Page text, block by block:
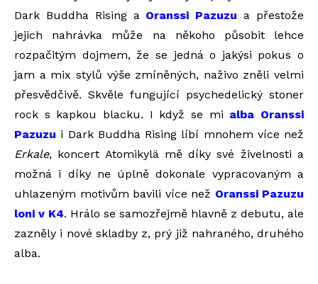
Dark Buddha Rising a Oranssi Pazuzu a přestože
jejich nahrávka může na někoho působit lehce
rozpačitým dojmem, že se jedná o jakýsi pokus o
jam a mix stylů výše zmíněných, naživo zněli velmi
přesvědčivě. Skvěle fungující psychedelický stoner
rock s kapkou blacku. I když se mi alba Oranssi
Pazuzu i Dark Buddha Rising líbí mnohem více než
Erkale, koncert Atomikylä mě díky své živelnosti a
možná i díky ne úplně dokonale vypracovaným a
uhlazeným motivům bavili více než Oranssi Pazuzu
loni v K4. Hrálo se samozřejmě hlavně z debutu, ale
zazněly i nové skladby z, prý již nahraného, druhého
alba.